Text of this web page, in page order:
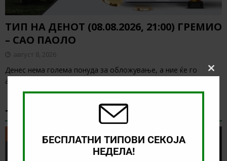
ТИП НА ДЕНОТ (08.08.2026, 21:00) ГРЕМИО
– САО ПАОЛО
август 8, 2026
Денес нема голема понуда за обложување, а ние ќе го
анализираме дуелот од бразилското првенство
ТИКЕТ НА ДЕНОТ
БЕСПЛАТНИ ТИПОВИ СЕКОЈА
НЕДЕЛА!